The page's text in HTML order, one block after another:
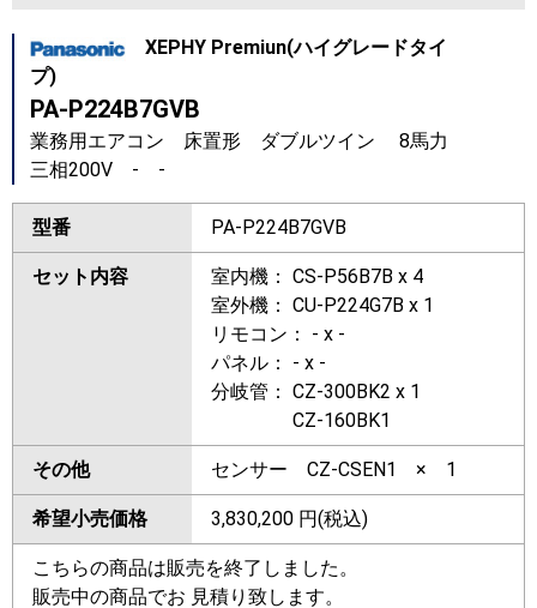
XEPHY Premiun(ハイグレードタイ
プ)
PA-P224B7GVB
業務用エアコン 床置形 ダブルツイン 8馬力
三相200V - -
型番 PA-P224B7GVB
セット内容
室内機： CS-P56B7B x 4
室外機： CU-P224G7B x 1
リモコン： - x -
パネル： - x -
分岐管： CZ-300BK2 x 1
CZ-160BK1
その他 センサー CZ-CSEN1 × 1
希望小売価格 3,830,200 円(税込)
こちらの商品は販売を終了しました。
販売中の商品でお 見積り致します。